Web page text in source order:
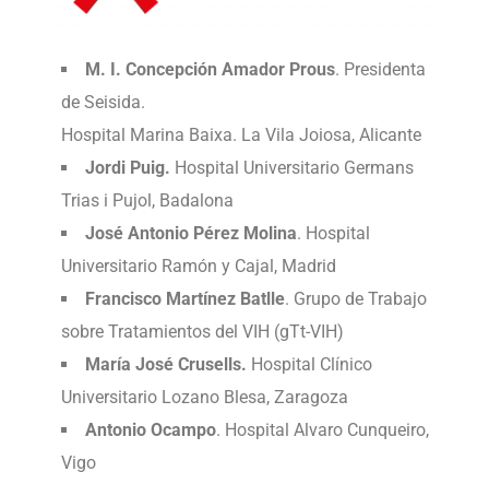
M. I. Concepción Amador Prous. Presidenta
de Seisida.
Hospital Marina Baixa. La Vila Joiosa, Alicante
Jordi Puig. Hospital Universitario Germans
Trias i Pujol, Badalona
José Antonio Pérez Molina. Hospital
Universitario Ramón y Cajal, Madrid
Francisco Martínez Batlle. Grupo de Trabajo
sobre Tratamientos del VIH (gTt-VIH)
María José Crusells. Hospital Clínico
Universitario Lozano Blesa, Zaragoza
Antonio Ocampo. Hospital Alvaro Cunqueiro,
Vigo